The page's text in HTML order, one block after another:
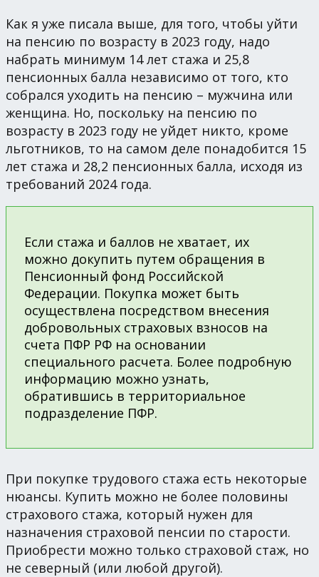
Как я уже писала выше, для того, чтобы уйти
на пенсию по возрасту в 2023 году, надо
набрать минимум 14 лет стажа и 25,8
пенсионных балла независимо от того, кто
собрался уходить на пенсию – мужчина или
женщина. Но, поскольку на пенсию по
возрасту в 2023 году не уйдет никто, кроме
льготников, то на самом деле понадобится 15
лет стажа и 28,2 пенсионных балла, исходя из
требований 2024 года.
Если стажа и баллов не хватает, их
можно докупить путем обращения в
Пенсионный фонд Российской
Федерации. Покупка может быть
осуществлена посредством внесения
добровольных страховых взносов на
счета ПФР РФ на основании
специального расчета. Более подробную
информацию можно узнать,
обратившись в территориальное
подразделение ПФР.
При покупке трудового стажа есть некоторые
нюансы. Купить можно не более половины
страхового стажа, который нужен для
назначения страховой пенсии по старости.
Приобрести можно только страховой стаж, но
не северный (или любой другой).